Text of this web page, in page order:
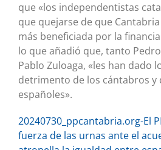
que «los independentistas
que quejarse de que
más beneficiada por la
lo que añadió que, tanto
Pablo Zuloaga, «les han dado
detrimento de los cántabros y
españoles».
20240730_ppcantabria.org-El
fuerza de las urnas ante el